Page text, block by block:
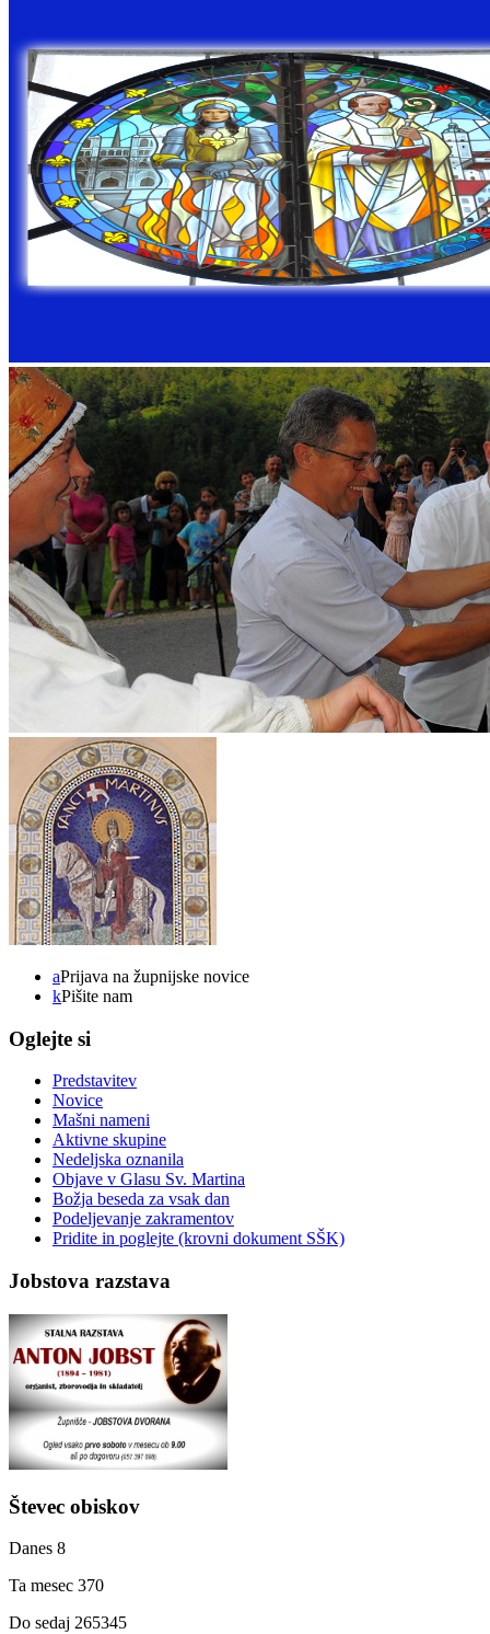
aPrijava na župnijske novice
kPišite nam
Oglejte si
Predstavitev
Novice
Mašni nameni
Aktivne skupine
Nedeljska oznanila
Objave v Glasu Sv. Martina
Božja beseda za vsak dan
Podeljevanje zakramentov
Pridite in poglejte (krovni dokument SŠK)
Jobstova razstava
Števec obiskov
Danes 8
Ta mesec 370
Do sedaj 265345